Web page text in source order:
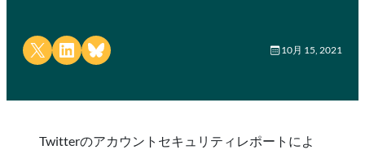
Share on X Share on LinkedIn
Share on Bluesky 10月 15, 2021
Twitterのアカウントセキュリティレポートによ